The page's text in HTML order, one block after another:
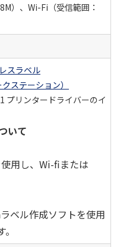
）、Wi-Fi（受信範囲：
スラベル
ステーション）
プリンタードライバーのイ
いて
用し、Wi-fiまたは
ベル作成ソフトを使用